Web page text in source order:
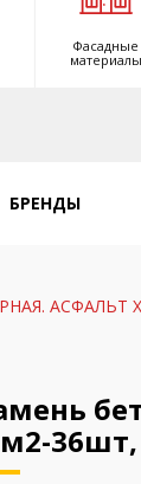
Фасадные
материалы
БРЕНДЫ